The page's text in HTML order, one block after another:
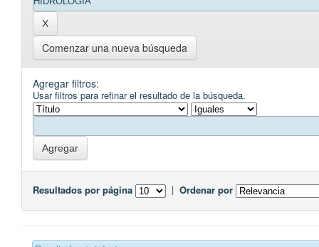
Comenzar una nueva búsqueda
Agregar filtros:
Usar filtros para refinar el resultado de la búsqueda.
Resultados por página | Ordenar por